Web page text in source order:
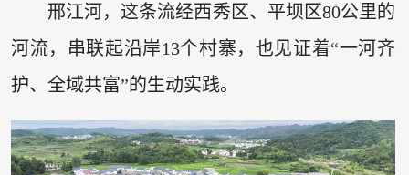
邢江河，这条流经西秀区、平坝区80公里的
河流，串联起沿岸13个村寨，也见证着“一河齐
护、全域共富”的生动实践。